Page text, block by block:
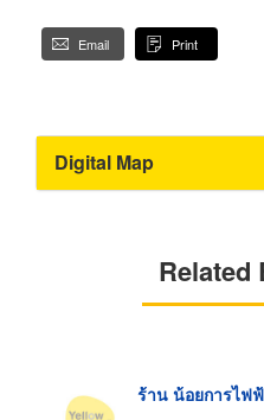
Email Print
Digital Map
Related
ร้าน น้อยการไฟ